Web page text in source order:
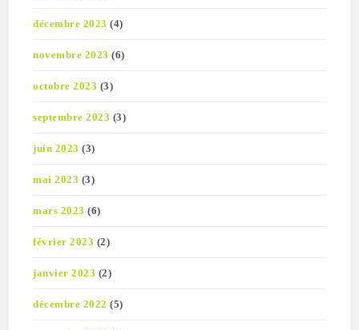
décembre 2023 (4)
novembre 2023 (6)
octobre 2023 (3)
septembre 2023 (3)
juin 2023 (3)
mai 2023 (3)
mars 2023 (6)
février 2023 (2)
janvier 2023 (2)
décembre 2022 (5)